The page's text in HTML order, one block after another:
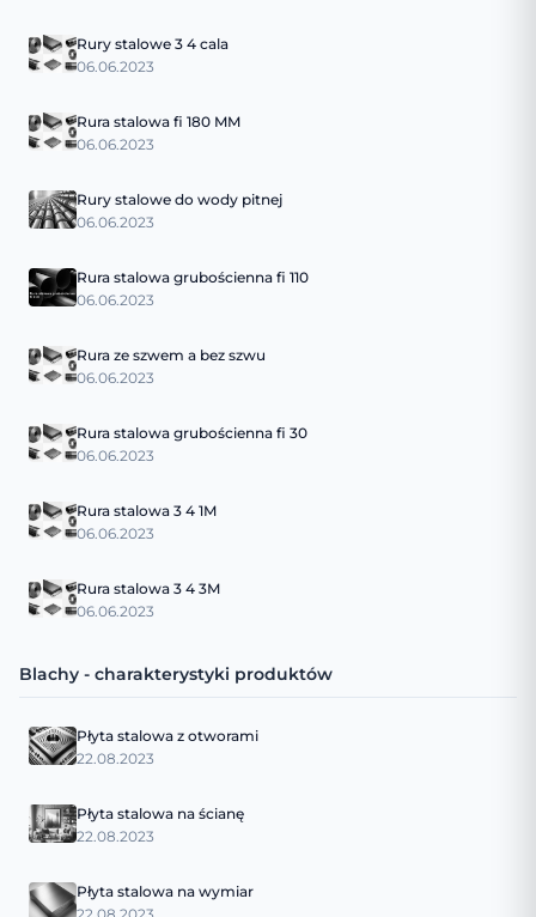
Rury stalowe 3 4 cala
06.06.2023
Rura stalowa fi 180 MM
06.06.2023
Rury stalowe do wody pitnej
06.06.2023
Rura stalowa grubościenna fi 110
06.06.2023
Rura ze szwem a bez szwu
06.06.2023
Rura stalowa grubościenna fi 30
06.06.2023
Rura stalowa 3 4 1M
06.06.2023
Rura stalowa 3 4 3M
06.06.2023
Blachy - charakterystyki produktów
Płyta stalowa z otworami
22.08.2023
Płyta stalowa na ścianę
22.08.2023
Płyta stalowa na wymiar